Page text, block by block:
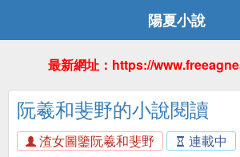
陽夏小說
最新網址：https://
阮羲和斐野的小說閱讀
渣女圖鑒阮羲和斐野
連載中